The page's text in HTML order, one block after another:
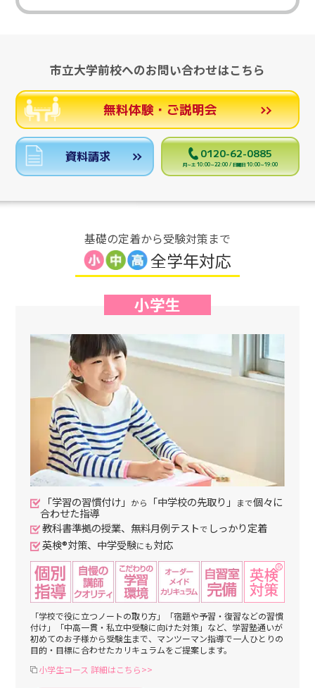
市立大学前校へのお問い合わせはこちら
無料体験・ご説明会
資料請求 0120-62-0885
月～土 10:00～22:00 / 日曜日 10:00～19:00
基礎の定着から受験対策まで
全学年対応
小学生
「学習の習慣付け」 から 「中学校の先取り」 まで個々に
合わせた指導
教科書準拠の授業、無料月例テストで しっかり定着
英検®対策、中学受験にも対応
「学校で役に立つノートの取り方」「宿題や予習・復習などの習慣
付け」「中高一貫・私立中受験に向けた対策」など、学習塾通いが
初めてのお子様から受験生まで、マンツーマン指導で一人ひとりの
目的・目標に合わせたカリキュラムをご提案します。
小学生コース 詳細はこちら>>